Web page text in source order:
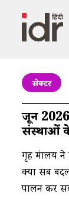
सेक्टर
जून
संस्थाओं
गृह मंत्रालय
क्या सब
पालन कर